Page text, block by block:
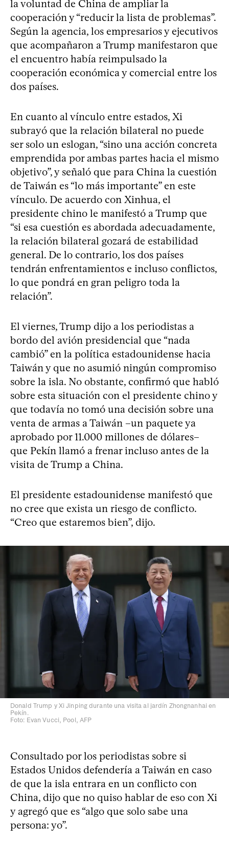
la voluntad de China de ampliar la
cooperación y “reducir la lista de problemas”.
Según la agencia, los empresarios y ejecutivos
que acompañaron a Trump manifestaron que
el encuentro había reimpulsado la
cooperación económica y comercial entre los
dos países.
En cuanto al vínculo entre estados, Xi
subrayó que la relación bilateral no puede
ser solo un eslogan, “sino una acción concreta
emprendida por ambas partes hacia el mismo
objetivo”, y señaló que para China la cuestión
de Taiwán es “lo más importante” en este
vínculo. De acuerdo con Xinhua, el
presidente chino le manifestó a Trump que
“si esa cuestión es abordada adecuadamente,
la relación bilateral gozará de estabilidad
general. De lo contrario, los dos países
tendrán enfrentamientos e incluso conflictos,
lo que pondrá en gran peligro toda la
relación”.
El viernes, Trump dijo a los periodistas a
bordo del avión presidencial que “nada
cambió” en la política estadounidense hacia
Taiwán y que no asumió ningún compromiso
sobre la isla. No obstante, confirmó que habló
sobre esta situación con el presidente chino y
que todavía no tomó una decisión sobre una
venta de armas a Taiwán –un paquete ya
aprobado por 11.000 millones de dólares–
que Pekín llamó a frenar incluso antes de la
visita de Trump a China.
El presidente estadounidense manifestó que
no cree que exista un riesgo de conflicto.
“Creo que estaremos bien”, dijo.
Donald Trump y Xi Jinping durante una visita al jardín Zhongnanhai en
Pekín.
Foto: Evan Vucci, Pool, AFP
Consultado por los periodistas sobre si
Estados Unidos defendería a Taiwán en caso
de que la isla entrara en un conflicto con
China, dijo que no quiso hablar de eso con Xi
y agregó que es “algo que solo sabe una
persona: yo”.